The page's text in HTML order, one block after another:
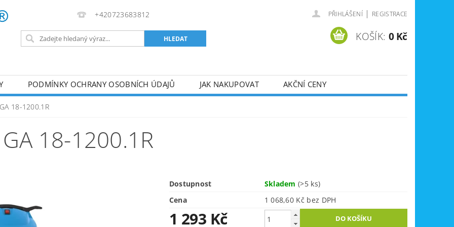
+420723683812 PŘIHLÁŠENÍ | REGISTRACE
KOŠÍK: 0 Kč
PODMÍNKY OCHRANY OSOBNÍCH ÚDAJŮ JAK NAKUPOVAT
AKČNÍ CENY
AKUMULÁTOROVÉ NÁŘADÍ
RUČNÍ NÁŘADÍ AKU NÁŘADÍ
18-1200.1R
GA 18-1200.1R
Dostupnost Skladem(>5 ks)
Cena
1 068,60 Kč bez DPH
1 293 Kč